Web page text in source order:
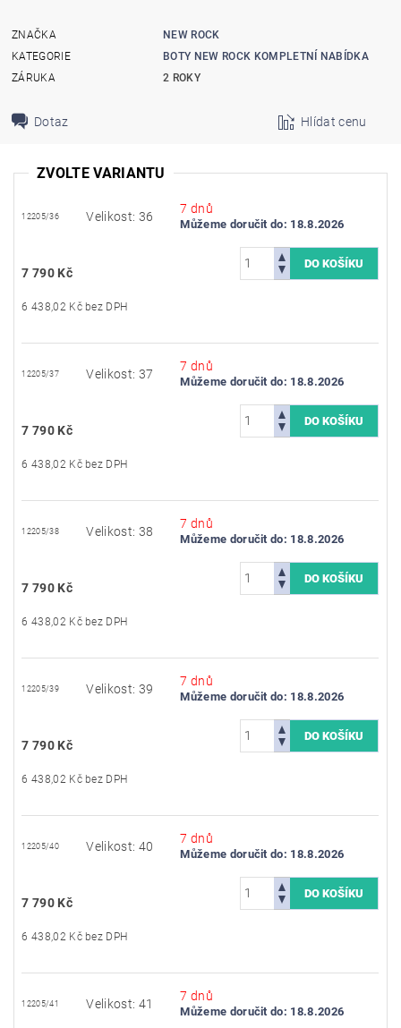
ZNAČKA
NEW ROCK
KATEGORIE
BOTY NEW ROCK KOMPLETNÍ NABÍDKA
ZÁRUKA
2 ROKY
Dotaz Hlídat cenu
ZVOLTE VARIANTU
12205/36 Velikost: 36
7 dnů
Můžeme doručit do: 18.8.2026
7 790 Kč
6 438,02 Kč bez DPH
12205/37 Velikost: 37
7 dnů
Můžeme doručit do: 18.8.2026
7 790 Kč
6 438,02 Kč bez DPH
12205/38 Velikost: 38
7 dnů
Můžeme doručit do: 18.8.2026
7 790 Kč
6 438,02 Kč bez DPH
12205/39 Velikost: 39
7 dnů
Můžeme doručit do: 18.8.2026
7 790 Kč
6 438,02 Kč bez DPH
12205/40 Velikost: 40
7 dnů
Můžeme doručit do: 18.8.2026
7 790 Kč
6 438,02 Kč bez DPH
12205/41 Velikost: 41
7 dnů
Můžeme doručit do: 18.8.2026